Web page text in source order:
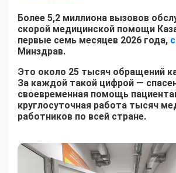
Более 5,2 миллиона вызовов
скорой медицинской помощи
первые семь месяцев 2026 года,
Минздрав.
Это около 25 тысяч обращений
За каждой такой цифрой —
своевременная помощь
круглосуточная работа тысяч
работников по всей стране.